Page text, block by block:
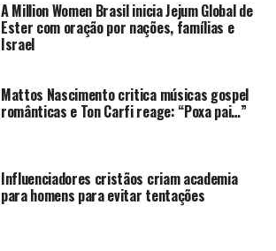
A Million Women Brasil inicia Jejum Global de
Ester com oração por nações, famílias e
Israel
Mattos Nascimento critica músicas gospel
românticas e Ton Carfi reage: “Poxa pai…”
Influenciadores cristãos criam academia
para homens para evitar tentações